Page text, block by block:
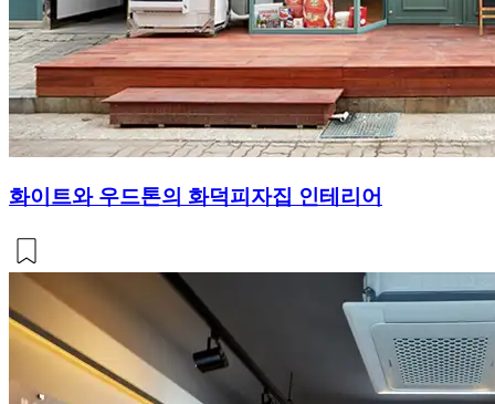
화이트와 우드톤의 화덕피자집 인테리어